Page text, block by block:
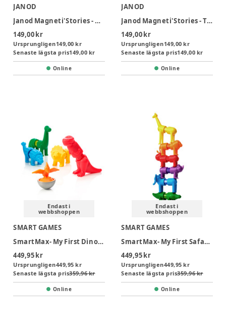
JANOD
Janod Magneti'Stories - African Animals
149,00 kr
Ursprungligen149,00 kr
Senaste lägsta pris149,00 kr
Online
JANOD
Janod Magneti'Stories - The Animal Party
149,00 kr
Ursprungligen149,00 kr
Senaste lägsta pris149,00 kr
Online
Endast i
webbshoppen
SMART GAMES
SmartMax- My First Dinosaurs (Nordic)
449,95 kr
Ursprungligen449,95 kr
Senaste lägsta pris359,96 kr
Online
Endast i
webbshoppen
SMART GAMES
SmartMax- My First Safari Animals (Nordic)
449,95 kr
Ursprungligen449,95 kr
Senaste lägsta pris359,96 kr
Online